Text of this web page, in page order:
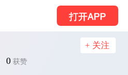
打开APP
0 获赞
+ 关注